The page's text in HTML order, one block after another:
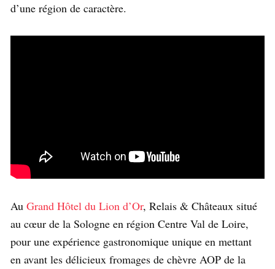
d’une région de caractère.
Au Grand Hôtel du Lion d’Or, Relais & Châteaux situé
au cœur de la Sologne en région Centre Val de Loire,
pour une expérience gastronomique unique en mettant
en avant les délicieux fromages de chèvre AOP de la